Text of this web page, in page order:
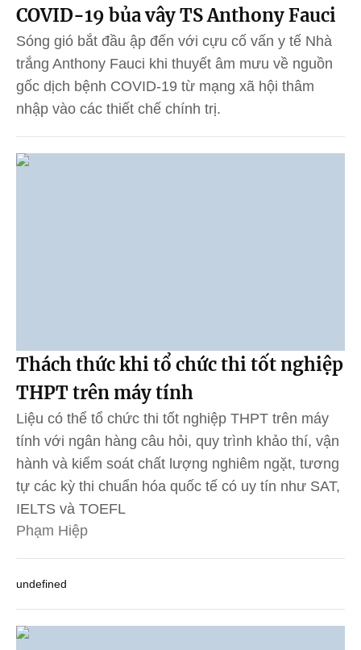
COVID-19 bủa vây TS Anthony Fauci
Sóng gió bắt đầu ập đến với cựu cố vấn y tế Nhà
trắng Anthony Fauci khi thuyết âm mưu về nguồn
gốc dịch bệnh COVID-19 từ mạng xã hội thâm
nhập vào các thiết chế chính trị.
Thách thức khi tổ chức thi tốt nghiệp
THPT trên máy tính
Liệu có thể tổ chức thi tốt nghiệp THPT trên máy
tính với ngân hàng câu hỏi, quy trình khảo thí, vận
hành và kiểm soát chất lượng nghiêm ngặt, tương
tự các kỳ thi chuẩn hóa quốc tế có uy tín như SAT,
IELTS và TOEFL
Phạm Hiệp
undefined